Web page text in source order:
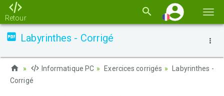
la
Retour
Labyrinthes - Corrigé
Informatique PC Exercices corrigés
Labyrinthes -
Corrigé